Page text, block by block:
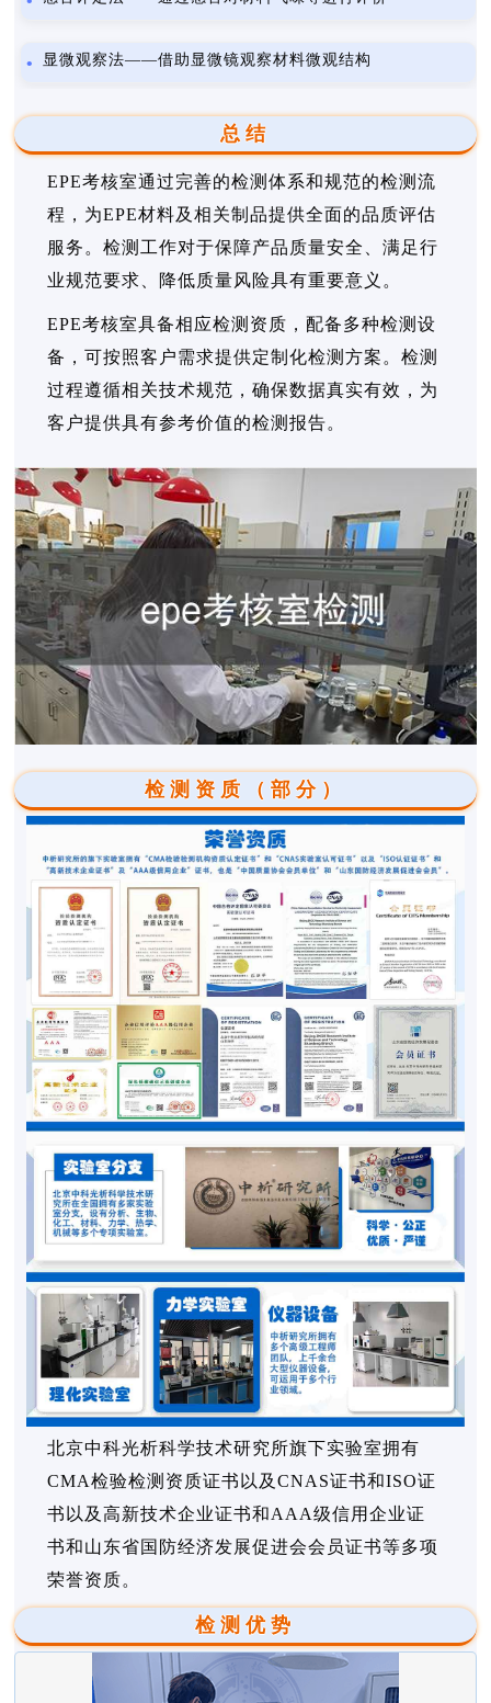
显微观察法——借助显微镜观察材料微观结构
总结
EPE考核室通过完善的检测体系和规范的检测流
程，为EPE材料及相关制品提供全面的品质评估
服务。检测工作对于保障产品质量安全、满足行
业规范要求、降低质量风险具有重要意义。
EPE考核室具备相应检测资质，配备多种检测设
备，可按照客户需求提供定制化检测方案。检测
过程遵循相关技术规范，确保数据真实有效，为
客户提供具有参考价值的检测报告。
检测资质（部分）
北京中科光析科学技术研究所旗下实验室拥有
CMA检验检测资质证书以及CNAS证书和ISO证
书以及高新技术企业证书和AAA级信用企业证
书和山东省国防经济发展促进会会员证书等多项
荣誉资质。
检测优势